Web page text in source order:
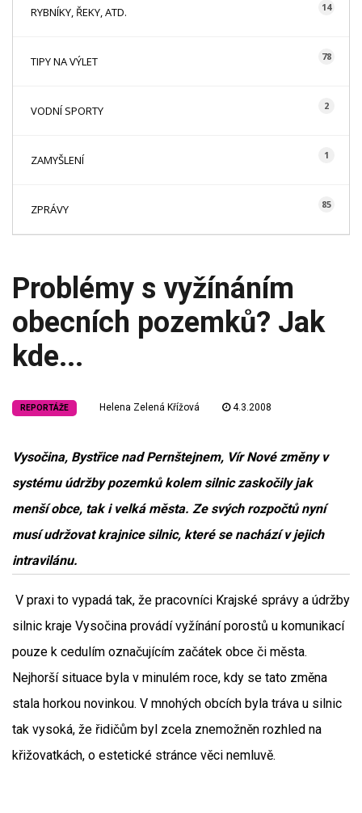
RYBNÍKY, ŘEKY, ATD. 14
TIPY NA VÝLET 78
VODNÍ SPORTY 2
ZAMYŠLENÍ 1
ZPRÁVY 85
Problémy s vyžínáním
obecních pozemků? Jak
kde...
REPORTÁŽE Helena Zelená Křížová 4.3.2008
Vysočina, Bystřice nad Pernštejnem, Vír Nové změny v
systému údržby pozemků kolem silnic zaskočily jak
menší obce, tak i velká města. Ze svých rozpočtů nyní
musí udržovat krajnice silnic, které se nachází v jejich
intravilánu.
V praxi to vypadá tak, že pracovníci Krajské správy a údržby
silnic kraje Vysočina provádí vyžínání porostů u komunikací
pouze k cedulím označujícím začátek obce či města.
Nejhorší situace byla v minulém roce, kdy se tato změna
stala horkou novinkou. V mnohých obcích byla tráva u silnic
tak vysoká, že řidičům byl zcela znemožněn rozhled na
křižovatkách, o estetické stránce věci nemluvě.